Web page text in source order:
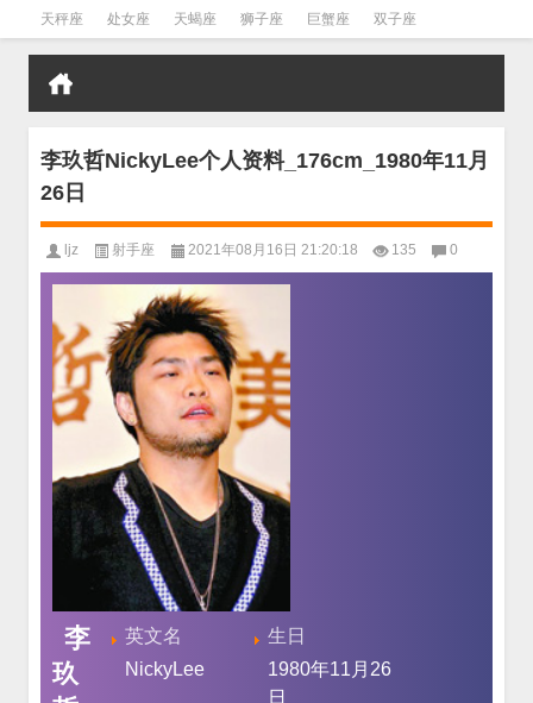
天秤座 处女座 天蝎座 狮子座 巨蟹座 双子座
金牛座 双鱼座 水瓶座
李玖哲NickyLee个人资料_176cm_1980年11月
26日
ljz 射手座 2021年08月16日 21:20:18 135 0
李
玖
英文名
NickyLee
生日
1980年11月26
日